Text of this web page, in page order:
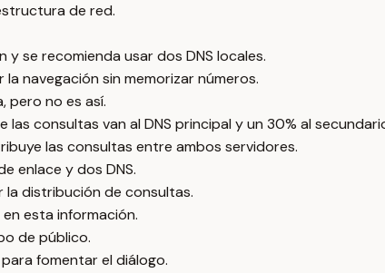
de red.
y se recomienda usar dos DNS locales.
navegación sin memorizar números.
pero no es así.
consultas van al DNS principal y un 30% al
las consultas entre ambos servidores.
enlace y dos DNS.
la distribución de consultas.
esta información.
de público.
fomentar el diálogo.